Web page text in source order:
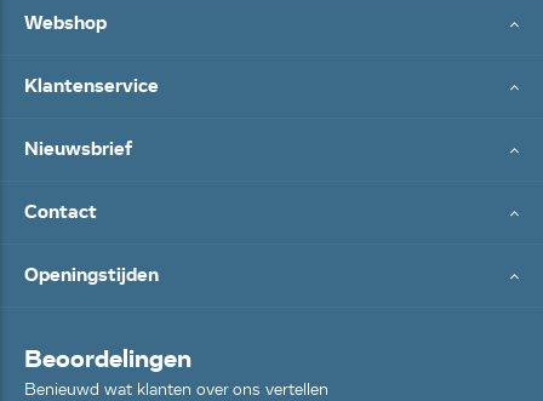
Webshop
Klantenservice
Nieuwsbrief
Contact
Openingstijden
Beoordelingen
Benieuwd wat klanten over ons vertellen